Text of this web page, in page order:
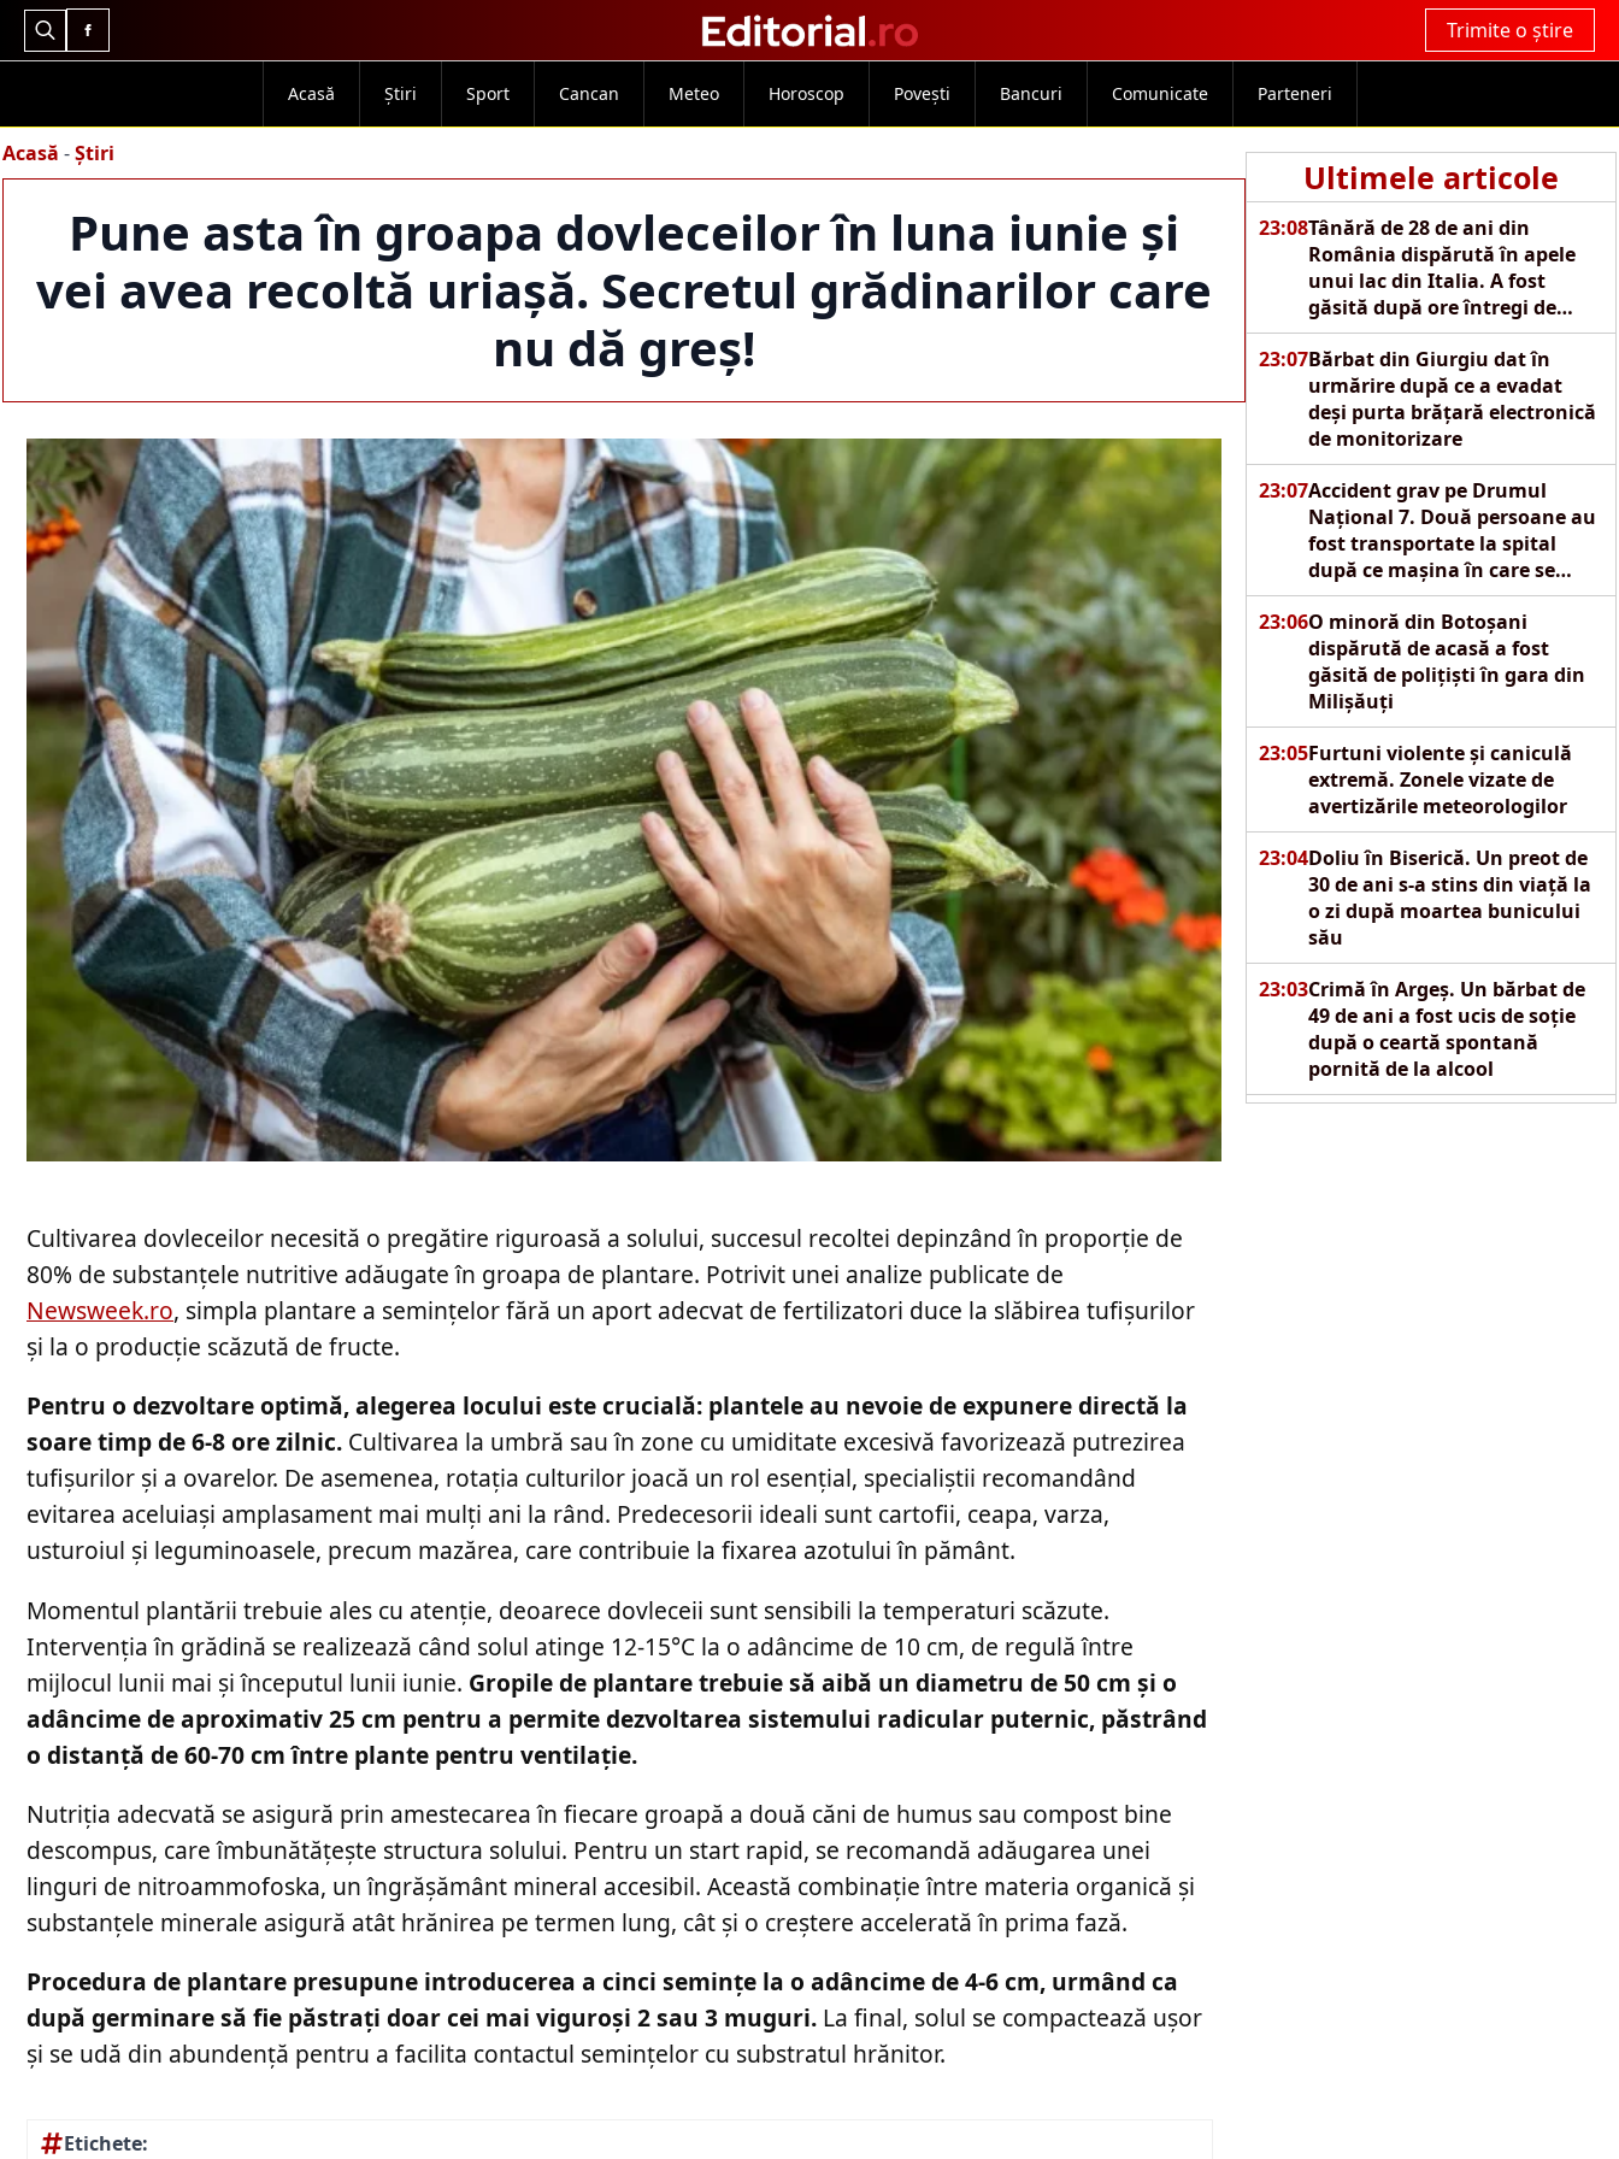
Search
Trimite o știre
Acasă Știri Sport Cancan Meteo Horoscop Povești Bancuri Comunicate Parteneri
Acasă -Știri
Pune asta în groapa dovleceilor în luna iunie și
vei avea recoltă uriașă. Secretul grădinarilor care
nu dă greș!
Ultimele articole
23:08Tânără de 28 de ani din
România dispărută în apele
unui lac din Italia. A fost
găsită după ore întregi de
căutări
23:07Bărbat din Giurgiu dat în
urmărire după ce a evadat
deși purta brățară electronică
de monitorizare
23:07Accident grav pe Drumul
Național 7. Două persoane au
fost transportate la spital
după ce mașina în care se
aflau s-a izbit de un pod
23:06O minoră din Botoșani
dispărută de acasă a fost
găsită de polițiști în gara din
Milișăuți
23:05Furtuni violente și caniculă
extremă. Zonele vizate de
avertizările meteorologilor
23:04Doliu în Biserică. Un preot de
30 de ani s-a stins din viață la
o zi după moartea bunicului
său
23:03Crimă în Argeș. Un bărbat de
49 de ani a fost ucis de soție
după o ceartă spontană
pornită de la alcool
Cultivarea dovleceilor necesită o pregătire riguroasă a solului, succesul recoltei depinzând în proporție de
80% de substanțele nutritive adăugate în groapa de plantare. Potrivit unei analize publicate de
Newsweek.ro, simpla plantare a semințelor fără un aport adecvat de fertilizatori duce la slăbirea tufișurilor
și la o producție scăzută de fructe.
Pentru o dezvoltare optimă, alegerea locului este crucială: plantele au nevoie de expunere directă la
soare timp de 6-8 ore zilnic. Cultivarea la umbră sau în zone cu umiditate excesivă favorizează putrezirea
tufișurilor și a ovarelor. De asemenea, rotația culturilor joacă un rol esențial, specialiștii recomandând
evitarea aceluiași amplasament mai mulți ani la rând. Predecesorii ideali sunt cartofii, ceapa, varza,
usturoiul și leguminoasele, precum mazărea, care contribuie la fixarea azotului în pământ.
Momentul plantării trebuie ales cu atenție, deoarece dovleceii sunt sensibili la temperaturi scăzute.
Intervenția în grădină se realizează când solul atinge 12-15°C la o adâncime de 10 cm, de regulă între
mijlocul lunii mai și începutul lunii iunie. Gropile de plantare trebuie să aibă un diametru de 50 cm și o
adâncime de aproximativ 25 cm pentru a permite dezvoltarea sistemului radicular puternic, păstrând
o distanță de 60-70 cm între plante pentru ventilație.
Nutriția adecvată se asigură prin amestecarea în fiecare groapă a două căni de humus sau compost bine
descompus, care îmbunătățește structura solului. Pentru un start rapid, se recomandă adăugarea unei
linguri de nitroammofoska, un îngrășământ mineral accesibil. Această combinație între materia organică și
substanțele minerale asigură atât hrănirea pe termen lung, cât și o creștere accelerată în prima fază.
Procedura de plantare presupune introducerea a cinci semințe la o adâncime de 4-6 cm, urmând ca
după germinare să fie păstrați doar cei mai viguroși 2 sau 3 muguri. La final, solul se compactează ușor
și se udă din abundență pentru a facilita contactul semințelor cu substratul hrănitor.
Etichete: